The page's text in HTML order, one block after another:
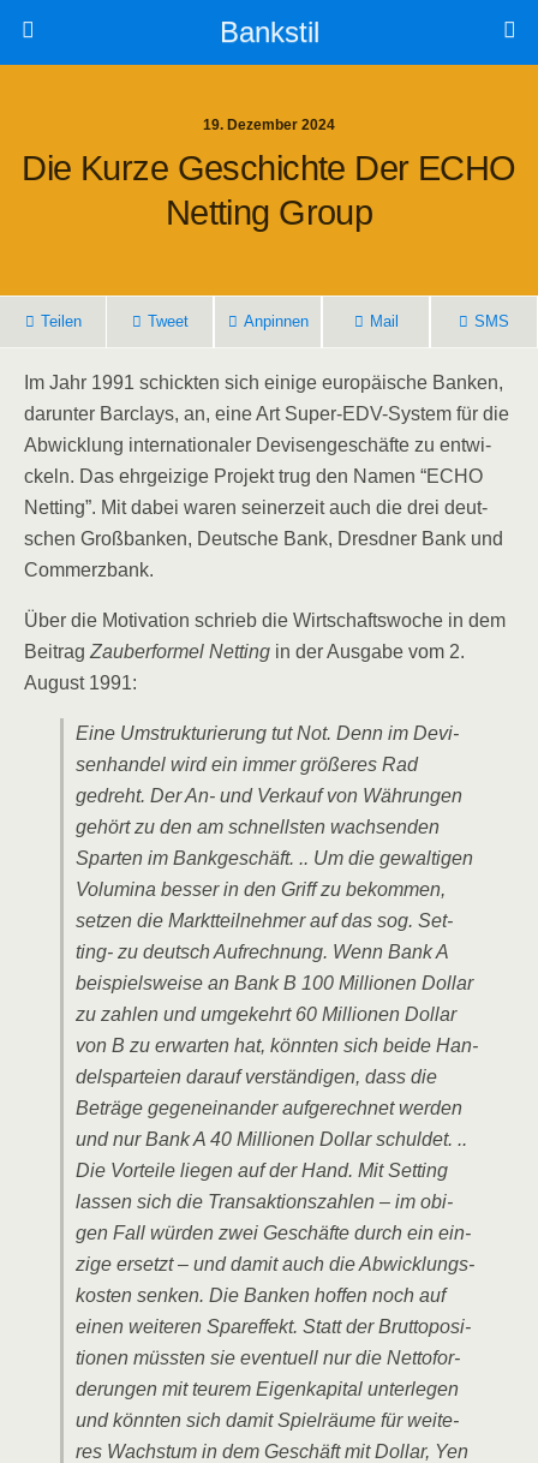
Bankstil
19. Dezember 2024
Die Kur­ze Geschich­te Der ECHO
Net­ting Group
Tei­len Tweet Anpin­nen Mail SMS
Im Jahr 1991 schick­ten sich eini­ge euro­päi­sche Ban­ken,
dar­un­ter Bar­clays, an, eine Art Super-EDV-Sys­tem für die
Abwick­lung inter­na­tio­na­ler Devi­sen­ge­schäf­te zu ent­wi­
ckeln. Das ehr­gei­zi­ge Pro­jekt trug den Namen “ECHO
Net­ting”. Mit dabei waren sei­ner­zeit auch die drei deut­
schen Groß­ban­ken, Deut­sche Bank, Dresd­ner Bank und
Commerzbank.
Über die Moti­va­ti­on schrieb die Wirt­schafts­wo­che in dem
Bei­trag Zau­ber­for­mel Net­ting in der Aus­ga­be vom 2.
August 1991:
Eine Umstruk­tu­rie­rung tut Not. Denn im Devi­
sen­han­del wird ein immer grö­ße­res Rad
gedreht. Der An- und Ver­kauf von Wäh­run­gen
gehört zu den am schnells­ten wach­sen­den
Spar­ten im Bank­ge­schäft. .. Um die gewal­ti­gen
Volu­mi­na bes­ser in den Griff zu bekom­men,
set­zen die Markt­teil­neh­mer auf das sog. Set­
ting- zu deutsch Auf­rech­nung. Wenn Bank A
bei­spiels­wei­se an Bank B 100 Mil­lio­nen Dol­lar
zu zah­len und umge­kehrt 60 Mil­lio­nen Dol­lar
von B zu erwar­ten hat, könn­ten sich bei­de Han­
dels­par­tei­en dar­auf ver­stän­di­gen, dass die
Beträ­ge gegen­ein­an­der auf­ge­rech­net wer­den
und nur Bank A 40 Mil­lio­nen Dol­lar schul­det. ..
Die Vor­tei­le lie­gen auf der Hand. Mit Set­ting
las­sen sich die Trans­ak­ti­ons­zah­len – im obi­
gen Fall wür­den zwei Geschäf­te durch ein ein­
zi­ge ersetzt – und damit auch die Abwick­lungs­
kos­ten sen­ken. Die Ban­ken hof­fen noch auf
einen wei­te­ren Spar­ef­fekt. Statt der Brut­to­po­si­
tio­nen müss­ten sie even­tu­ell nur die Netto­for­
de­run­gen mit teu­rem Eigen­ka­pi­tal unter­le­gen
und könn­ten sich damit Spiel­räu­me für wei­te­
res Wachs­tum in dem Geschäft mit Dol­lar, Yen